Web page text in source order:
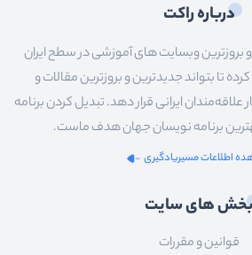
درباره راکت
بروزترین وبسایت های آموزشی در سطح ایران
تا بتواند جدیدترین و بروزترین مقالات و
علاقه‌مندان ایرانی قرار دهد. تبدیل کردن برنامه
برنامه نویسان جهان هدف ماست.
اطلاعات مسیریادگیری
های سایت
قوانین و مقررات